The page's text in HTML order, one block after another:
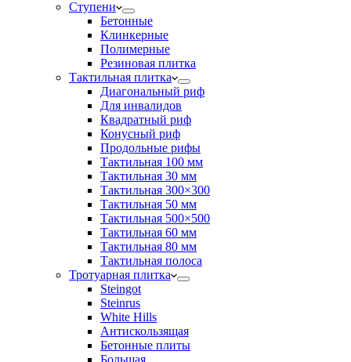
Ступени
Бетонные
Клинкерные
Полимерные
Резиновая плитка
Тактильная плитка
Диагональный риф
Для инвалидов
Квадратный риф
Конусный риф
Продольные рифы
Тактильная 100 мм
Тактильная 30 мм
Тактильная 300×300
Тактильная 50 мм
Тактильная 500×500
Тактильная 60 мм
Тактильная 80 мм
Тактильная полоса
Тротуарная плитка
Steingot
Steinrus
White Hills
Антискользящая
Бетонные плиты
Большая